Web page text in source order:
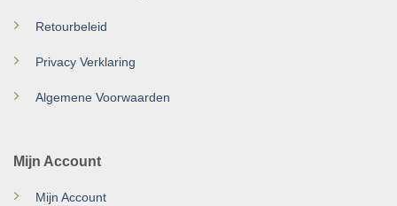
Retourbeleid
Privacy Verklaring
Algemene Voorwaarden
Mijn Account
Mijn Account